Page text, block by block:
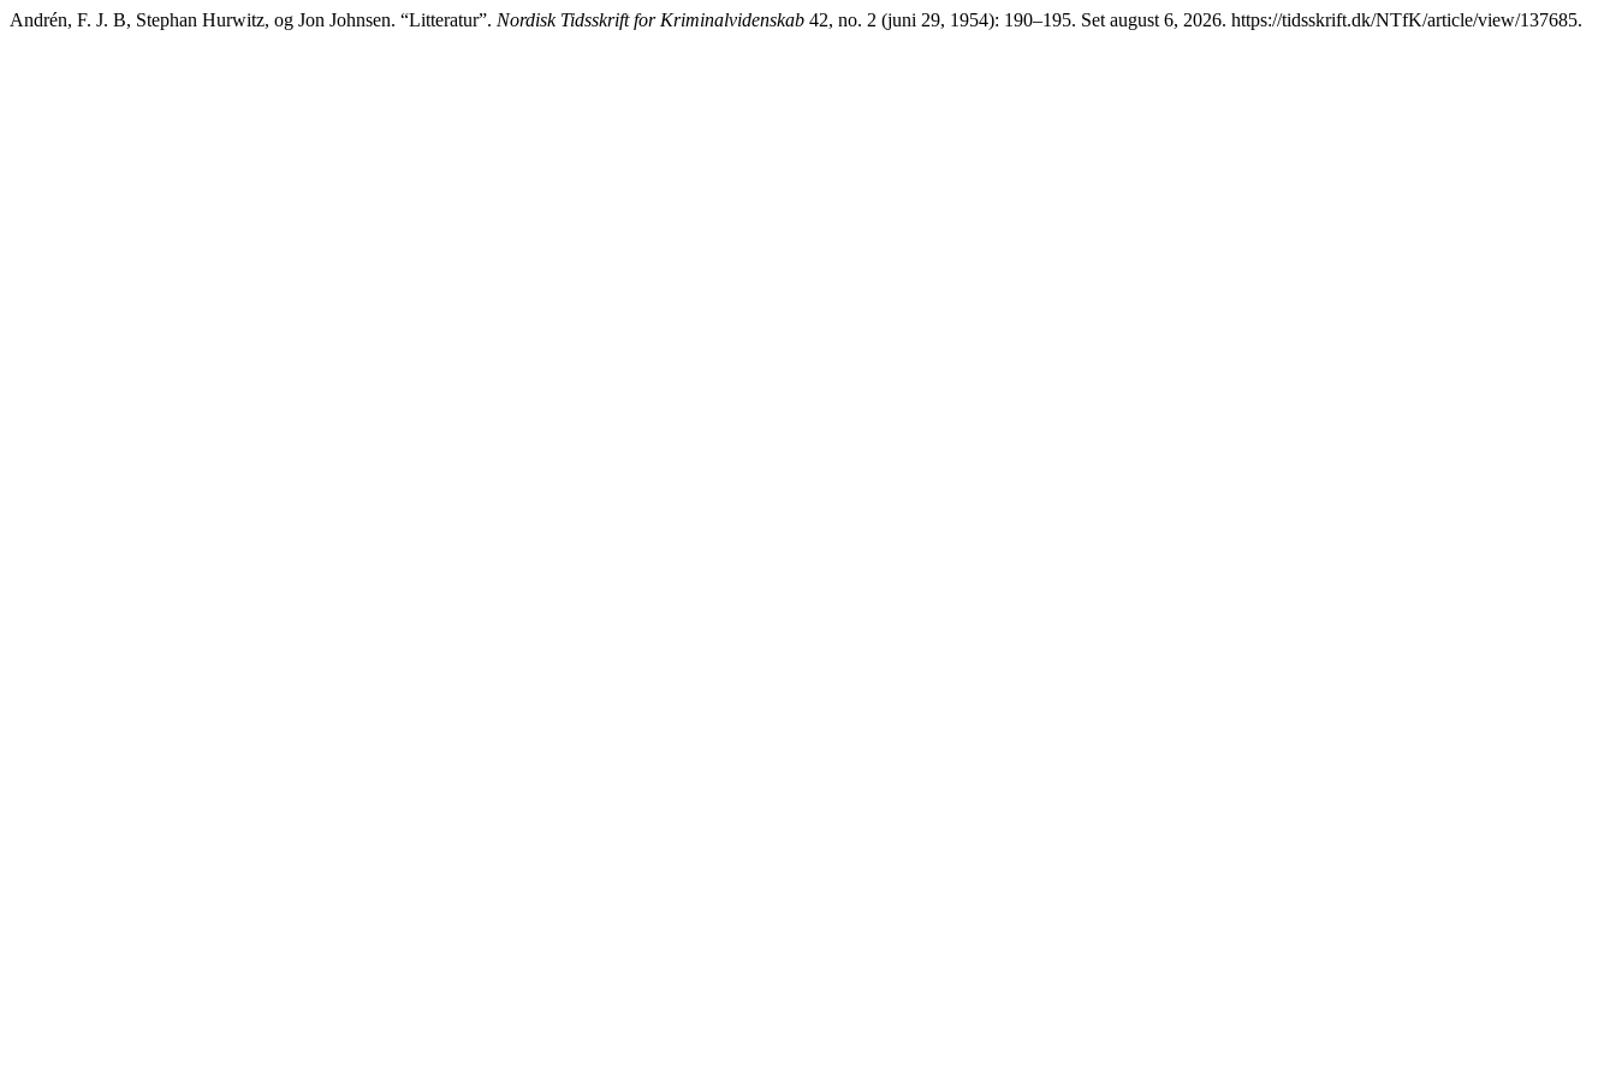
Andrén, F. J. B, Stephan Hurwitz, og Jon Johnsen. “Litteratur”. Nordisk Tidsskrift for Kriminalvidenskab 42, no. 2 (juni 29, 1954): 190–195. Set august 6, 2026. https://tidsskrift.dk/NTfK/article/view/137685.